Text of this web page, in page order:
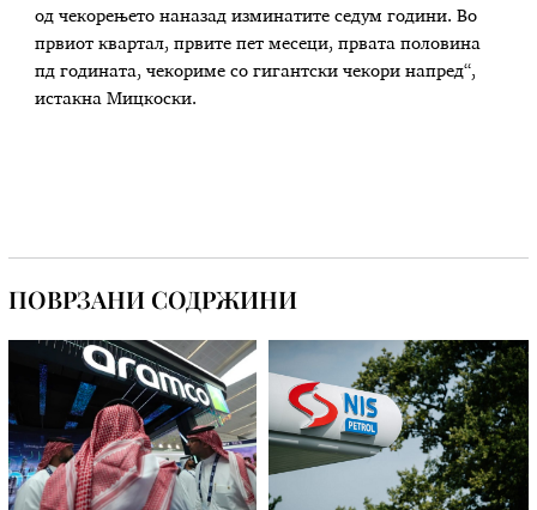
од чекорењето наназад изминатите седум години. Во
првиот квартал, првите пет месеци, првата половина
пд годината, чекориме со гигантски чекори напред“,
истакна Мицкоски.
ПОВРЗАНИ СОДРЖИНИ